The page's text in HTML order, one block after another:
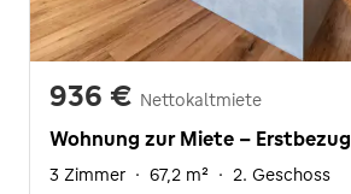
936 € Nettokaltmiete
Wohnung zur Miete - Erstbezug
3 Zimmer · 67,2 m² · 2. Geschoss